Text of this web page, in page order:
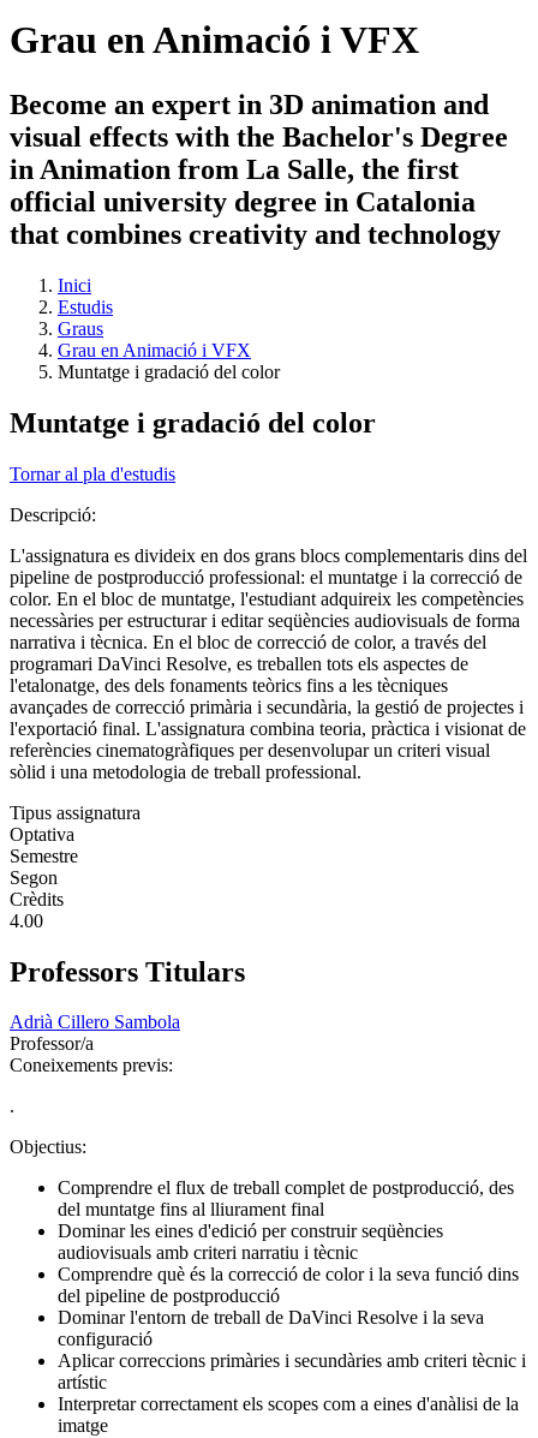
Grau en Animació i VFX
Become an expert in 3D animation and
visual effects with the Bachelor's Degree
in Animation from La Salle, the first
official university degree in Catalonia
that combines creativity and technology
Inici
Estudis
Graus
Grau en Animació i VFX
Muntatge i gradació del color
Muntatge i gradació del color
Tornar al pla d'estudis
Descripció:
L'assignatura es divideix en dos grans blocs complementaris dins del
pipeline de postproducció professional: el muntatge i la correcció de
color. En el bloc de muntatge, l'estudiant adquireix les competències
necessàries per estructurar i editar seqüències audiovisuals de forma
narrativa i tècnica. En el bloc de correcció de color, a través del
programari DaVinci Resolve, es treballen tots els aspectes de
l'etalonatge, des dels fonaments teòrics fins a les tècniques
avançades de correcció primària i secundària, la gestió de projectes i
l'exportació final. L'assignatura combina teoria, pràctica i visionat de
referències cinematogràfiques per desenvolupar un criteri visual
sòlid i una metodologia de treball professional.
Tipus assignatura
Optativa
Semestre
Segon
Crèdits
4.00
Professors Titulars
Adrià Cillero Sambola
Professor/a
Coneixements previs:
.
Objectius:
Comprendre el flux de treball complet de postproducció, des
del muntatge fins al lliurament final
Dominar les eines d'edició per construir seqüències
audiovisuals amb criteri narratiu i tècnic
Comprendre què és la correcció de color i la seva funció dins
del pipeline de postproducció
Dominar l'entorn de treball de DaVinci Resolve i la seva
configuració
Aplicar correccions primàries i secundàries amb criteri tècnic i
artístic
Interpretar correctament els scopes com a eines d'anàlisi de la
imatge